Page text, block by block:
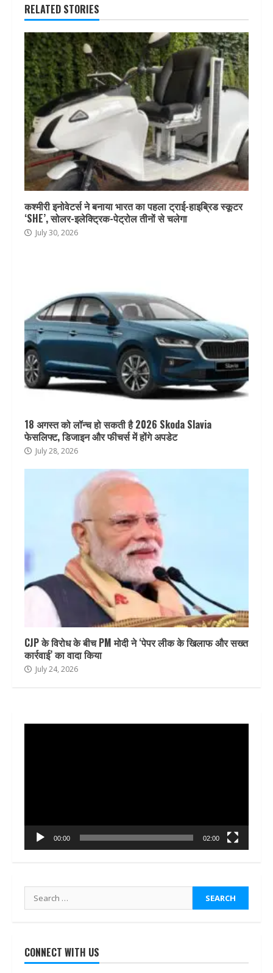
RELATED STORIES
कश्मीरी इनोवेटर्स ने बनाया भारत का पहला ट्राई-हाइब्रिड स्कूटर
‘SHE’, सोलर-इलेक्ट्रिक-पेट्रोल तीनों से चलेगा
July 30, 2026
18 अगस्त को लॉन्च हो सकती है 2026 Skoda Slavia
फेसलिफ्ट, डिजाइन और फीचर्स में होंगे अपडेट
July 28, 2026
CJP के विरोध के बीच PM मोदी ने ‘पेपर लीक के खिलाफ और सख्त
कार्रवाई’ का वादा किया
July 24, 2026
00:00 02:00
Search
for:
CONNECT WITH US